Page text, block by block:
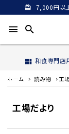
card_giftcard 7,000円以
menu search
view_module 和食専門店
ホーム 読み物 工
工場だより